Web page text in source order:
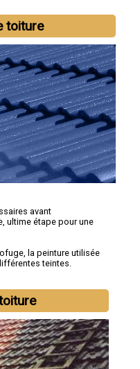
toiture
avant
ultime étape pour une
la peinture utilisée
teintes.